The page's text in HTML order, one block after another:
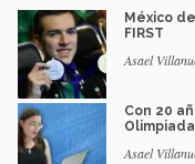
México
FIRST
Asael
Con 20
Asael